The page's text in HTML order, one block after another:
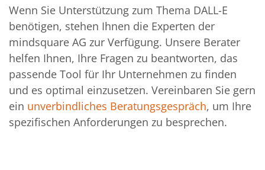
Wenn Sie Unterstützung zum Thema DALL-E
benötigen, stehen Ihnen die Experten der
mindsquare AG zur Verfügung. Unsere Berater
helfen Ihnen, Ihre Fragen zu beantworten, das
passende Tool für Ihr Unternehmen zu finden
und es optimal einzusetzen. Vereinbaren Sie gern
ein unverbindliches Beratungsgespräch, um Ihre
spezifischen Anforderungen zu besprechen.